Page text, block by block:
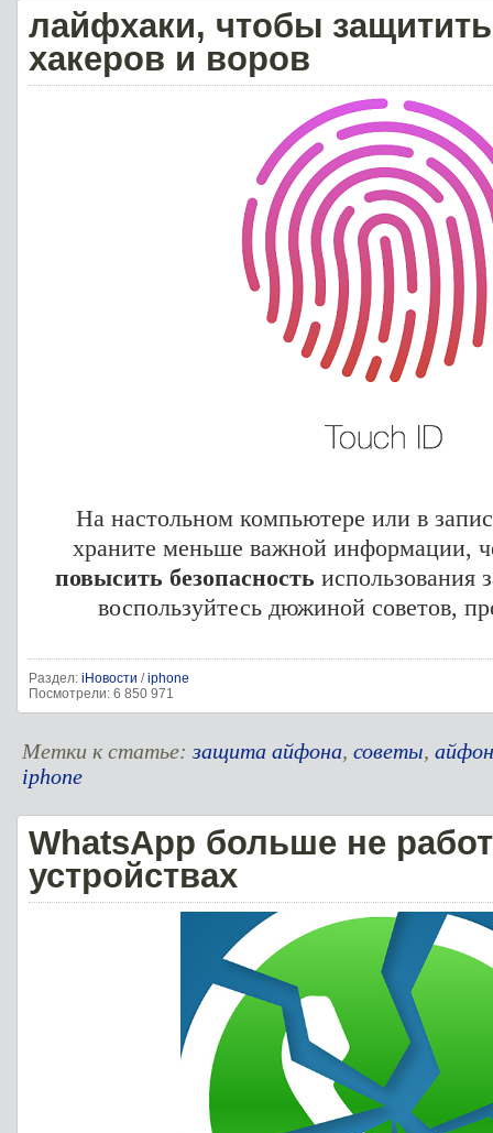
лайфхаки, чтобы
хакеров и воров
На настольном компьютере или в
храните меньше важной информации,
повысить безопасность использования
воспользуйтесь дюжиной советов,
Раздел: iНовости /iphone
Посмотрели: 6 850 971
Метки к статье:защита айфона, советы, айфон
iphone
WhatsApp больше не
устройствах